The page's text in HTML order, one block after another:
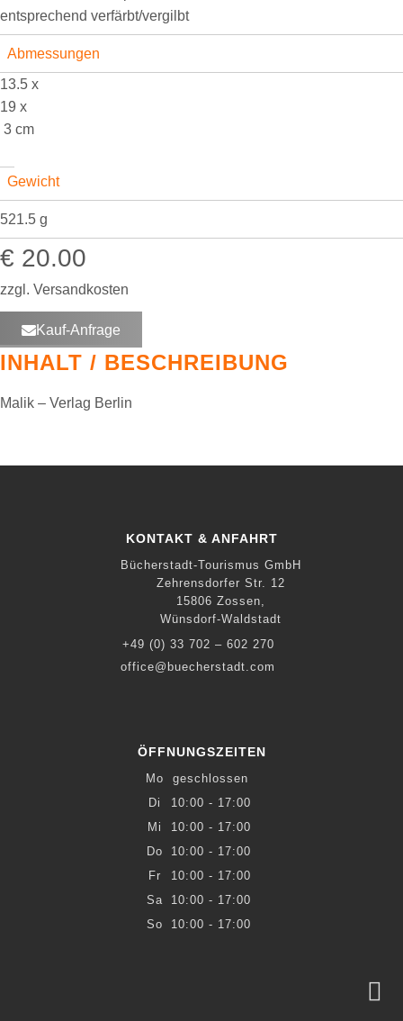
entsprechend verfärbt/vergilbt
Abmessungen
13.5 x
19 x
3 cm
Gewicht
521.5 g
€ 20.00
zzgl. Versandkosten
Kauf-Anfrage
INHALT / BESCHREIBUNG
Malik – Verlag Berlin
KONTAKT & ANFAHRT
Bücherstadt-Tourismus GmbH
Zehrensdorfer Str. 12
15806 Zossen,
Wünsdorf-Waldstadt
+49 (0) 33 702 – 602 270
office@buecherstadt.com
ÖFFNUNGSZEITEN
Mo
geschlossen
Di
10:00 - 17:00
Mi
10:00 - 17:00
Do
10:00 - 17:00
Fr
10:00 - 17:00
Sa
10:00 - 17:00
So
10:00 - 17:00